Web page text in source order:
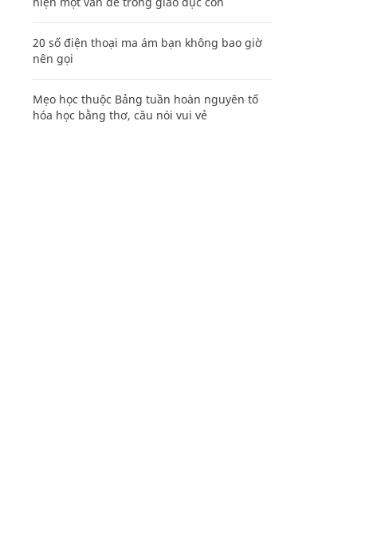
20 số điện thoại ma ám bạn không bao giờ
nên gọi
Mẹo học thuộc Bảng tuần hoàn nguyên tố
hóa học bằng thơ, câu nói vui vẻ